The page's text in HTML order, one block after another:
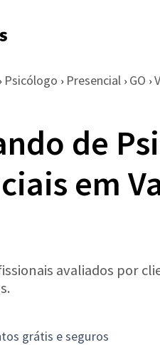
› Psicólogo › Presencial › GO ›
de
em
avaliados por
grátis e seguros